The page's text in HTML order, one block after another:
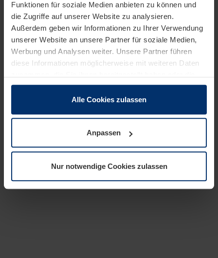
Funktionen für soziale Medien anbieten zu können und
die Zugriffe auf unserer Website zu analysieren.
Außerdem geben wir Informationen zu Ihrer Verwendung
unserer Website an unsere Partner für soziale Medien,
Werbung und Analysen weiter. Unsere Partner führen
diese Informationen möglicherweise mit weiteren Daten
sie im Rahmen Ihrer Nutzung der Dienste gesammelt
wenn diese für den Betrieb dieser Seite unbedingt
notwendig sind. Für alle anderen Cookie-Typen benötigen
wir Ihre Erlaubnis. Ihre Einwilligung können Sie jederzeit
Datenschutzerklärungunserer Website ändern oder
widerrufen.
Alle Cookies zulassen
Anpassen
Nur notwendige Cookies zulassen